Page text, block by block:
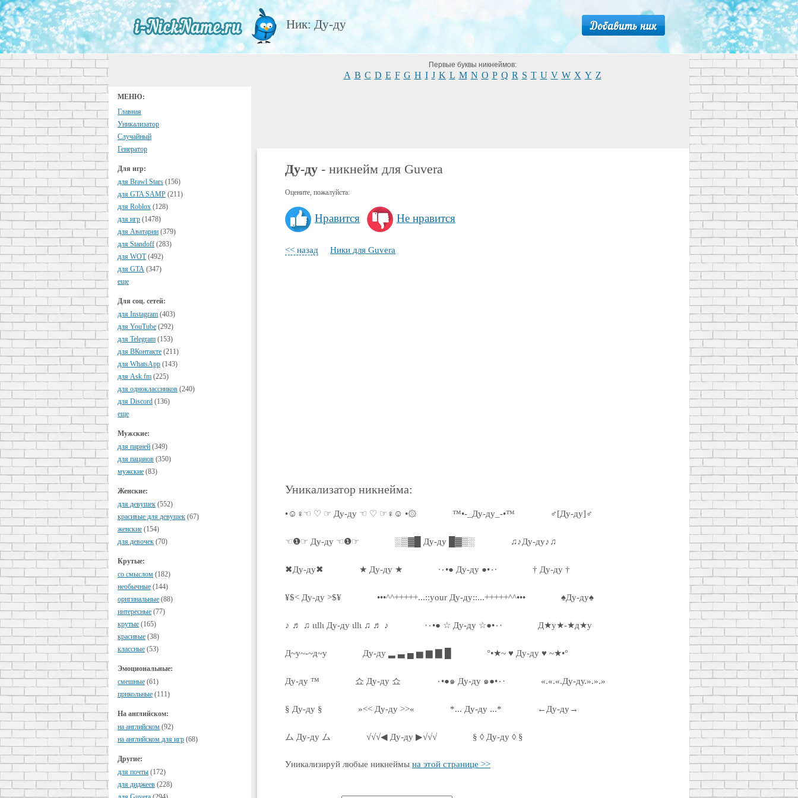
Ник: Ду-ду
МЕНЮ:
Главная
Уникализатор
Случайный
Генератор
Для игр:
для Brawl Stars (156)
для GTA SAMP (211)
для Roblox (128)
для игр (1478)
для Аватарии (379)
для Standoff (283)
для WOT (492)
для GTA (347)
еще
Для соц. сетей:
для Instagram (403)
для YouTube (292)
для Telegram (153)
для ВКонтакте (211)
для WhatsApp (143)
для Ask.fm (225)
для одноклассников (240)
для Discord (136)
еще
Мужские:
для парней (349)
для пацанов (350)
мужские (83)
Женские:
для девушек (552)
красивые для девушек (67)
женские (154)
для девочек (70)
Крутые:
cо смыслом (182)
необычные (144)
оригинальные (88)
интересные (77)
крутые (165)
красивые (38)
классные (53)
Эмоциональные:
смешные (61)
прикольные (111)
На английском:
на английском (92)
на английском для игр (68)
Другие:
для почты (172)
для диджеев (228)
Первые буквы никнеймов:
A B C D E F G H I J K L M N O P Q R S T U V W X Y Z
Ду-ду - никнейм для Guvera
Оцените, пожалуйста:
Нравится Не нравится
<< назад Ники для Guvera
Уникализатор никнейма:
•☺♀☜ ♡ ☞ Ду-ду ☜ ♡ ☞♀☺ •۞ ™•-_Ду-ду_-•™ ♂[Ду-ду]♂
☜❶☞ Ду-ду ☜❶☞ ░▒▓█ Ду-ду █▓▒░ ♫♪Ду-ду♪♫
✖Ду-ду✖ ★ Ду-ду ★ ·٠•● Ду-ду ●•٠· † Ду-ду †
¥$< Ду-ду >$¥ •••^^+++++...::your Ду-ду::...+++++^^••• ♠Ду-ду♠
♪ ♬ ♫ ιιllι Ду-ду ιllι ♫ ♬ ♪ ·٠•● ☆ Ду-ду ☆●•٠· Д★у★-★д★у
Д~у~-~д~у Ду-ду ▂ ▃ ▄ ▅ ▆ ▇ █ °•★~ ♥ Ду-ду ♥ ~★•°
Ду-ду ™ 쇼 Ду-ду 쇼 ٠•●๑ Ду-ду ๑●•٠· «.«.«.Ду-ду.».».»
§ Ду-ду § »<< Ду-ду >>« *... Ду-ду ...* ←Ду-ду→
ム Ду-ду ム √√√◀ Ду-ду ▶√√√ § ◊ Ду-ду ◊ §
Уникализируй любые никнеймы на этой странице >>